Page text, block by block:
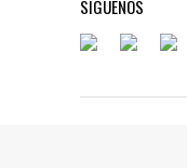
SÍGUENOS